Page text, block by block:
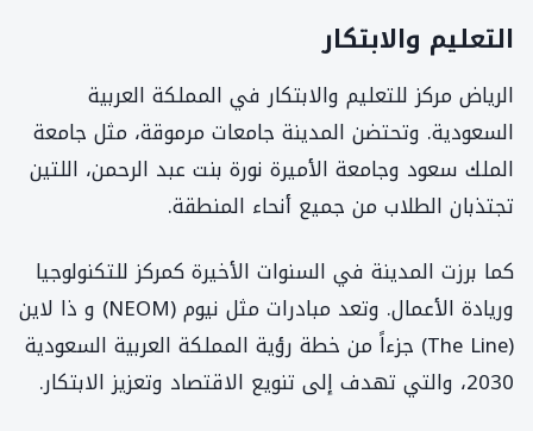
التعليم والابتكار
الرياض مركز للتعليم والابتكار في المملكة العربية
السعودية. وتحتضن المدينة جامعات مرموقة، مثل جامعة
الملك سعود وجامعة الأميرة نورة بنت عبد الرحمن، اللتين
تجتذبان الطلاب من جميع أنحاء المنطقة.
كما برزت المدينة في السنوات الأخيرة كمركز للتكنولوجيا
وريادة الأعمال. وتعد مبادرات مثل نيوم (NEOM) و ذا لاين
(The Line) جزءاً من خطة رؤية المملكة العربية السعودية
2030، والتي تهدف إلى تنويع الاقتصاد وتعزيز الابتكار.